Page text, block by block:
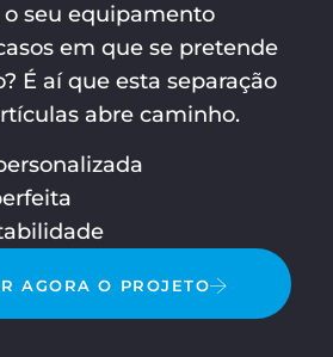
seu equipamento
em que se pretende
É aí que esta separação
abre caminho.
AGORA O PROJETO